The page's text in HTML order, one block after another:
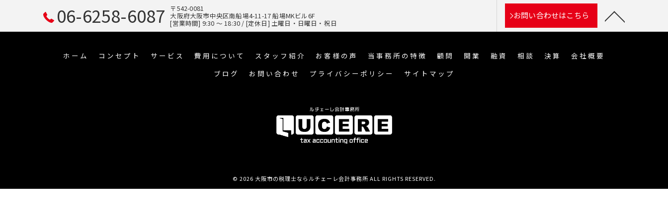
06-6258-6087 〒542-0081
大阪府大阪市中央区南船場4-11-17 船場MKビル6F
[営業時間] 9:30 〜 18:30 / [定休日] 土曜日・日曜日・祝日
お問い合わせはこちら
ホーム コンセプト サービス 費用について スタッフ紹介 お客様の声 当事務所の特徴 顧問 開業 融資 相談 決算
会社概要
ブログ
お問い合わせ プライバシーポリシー サイトマップ
© 2026 大阪市の税理士ならルチェーレ会計事務所 ALL RIGHTS RESERVED.